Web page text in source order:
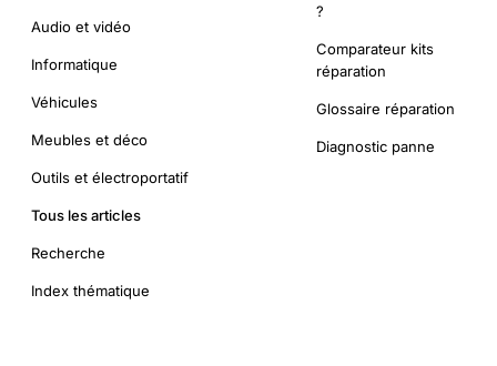
Audio et vidéo
Informatique
Véhicules
Meubles et déco
Outils et électroportatif
Tous les articles
Recherche
Index thématique
?
Comparateur kits
réparation
Glossaire réparation
Diagnostic panne